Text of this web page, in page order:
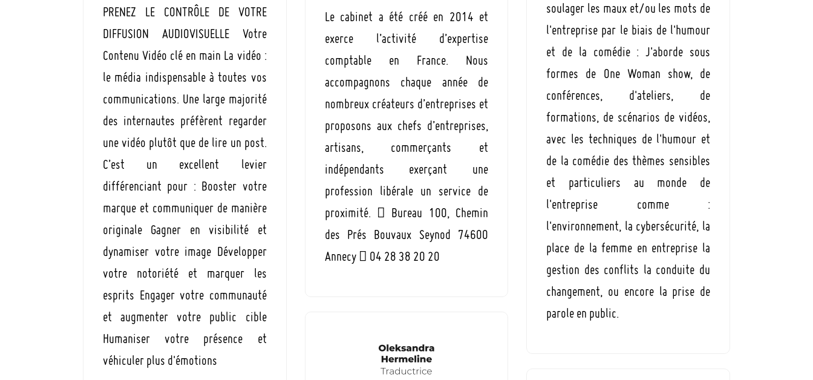
PRENEZ LE CONTRÔLE DE VOTRE
DIFFUSION AUDIOVISUELLE Votre
Contenu Vidéo clé en main La vidéo :
le média indispensable à toutes vos
communications. Une large majorité
des internautes préfèrent regarder
une vidéo plutôt que de lire un post.
C’est un excellent levier
différenciant pour : Booster votre
marque et communiquer de manière
originale Gagner en visibilité et
dynamiser votre image Développer
votre notoriété et marquer les
esprits Engager votre communauté
et augmenter votre public cible
Humaniser votre présence et
véhiculer plus d'émotions
Le cabinet a été créé en 2014 et
exerce l’activité d’expertise
comptable en France. Nous
accompagnons chaque année de
nombreux créateurs d’entreprises et
proposons aux chefs d’entreprises,
artisans, commerçants et
indépendants exerçant une
profession libérale un service de
proximité.  Bureau 100, Chemin
des Prés Bouvaux Seynod 74600
Annecy  04 28 38 20 20
soulager les maux et/ou les mots de
l'entreprise par le biais de l'humour
et de la comédie : J'aborde sous
formes de One Woman show, de
conférences, d'ateliers, de
formations, de scénarios de vidéos,
avec les techniques de l'humour et
de la comédie des thèmes sensibles
et particuliers au monde de
l'entreprise comme :
l'environnement, la cybersécurité, la
place de la femme en entreprise la
gestion des conflits la conduite du
changement, ou encore la prise de
parole en public.